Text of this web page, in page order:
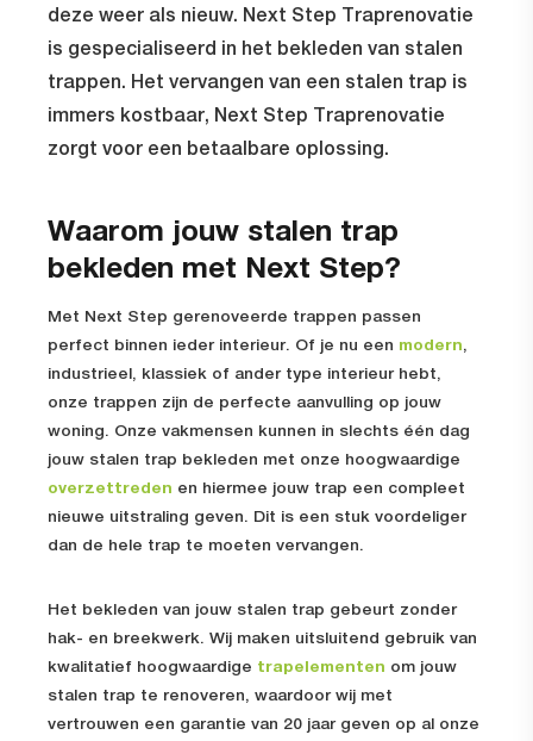
deze weer als nieuw. Next Step Traprenovatie
is gespecialiseerd in het bekleden van stalen
trappen. Het vervangen van een stalen trap is
immers kostbaar, Next Step Traprenovatie
zorgt voor een betaalbare oplossing.
Waarom jouw stalen trap
bekleden met Next Step?
Met Next Step gerenoveerde trappen passen
perfect binnen ieder interieur. Of je nu een modern,
industrieel, klassiek of ander type interieur hebt,
onze trappen zijn de perfecte aanvulling op jouw
woning. Onze vakmensen kunnen in slechts één dag
jouw stalen trap bekleden met onze hoogwaardige
overzettreden en hiermee jouw trap een compleet
nieuwe uitstraling geven. Dit is een stuk voordeliger
dan de hele trap te moeten vervangen.
Het bekleden van jouw stalen trap gebeurt zonder
hak- en breekwerk. Wij maken uitsluitend gebruik van
kwalitatief hoogwaardige trapelementen om jouw
stalen trap te renoveren, waardoor wij met
vertrouwen een garantie van 20 jaar geven op al onze